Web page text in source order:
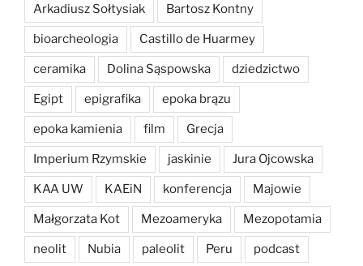
Arkadiusz Sołtysiak Bartosz Kontny
bioarcheologia Castillo de Huarmey
ceramika Dolina Sąspowska dziedzictwo
Egipt epigrafika epoka brązu
epoka kamienia film Grecja
Imperium Rzymskie jaskinie Jura Ojcowska
KAA UW KAEiN konferencja Majowie
Małgorzata Kot Mezoameryka Mezopotamia
neolit Nubia paleolit Peru podcast